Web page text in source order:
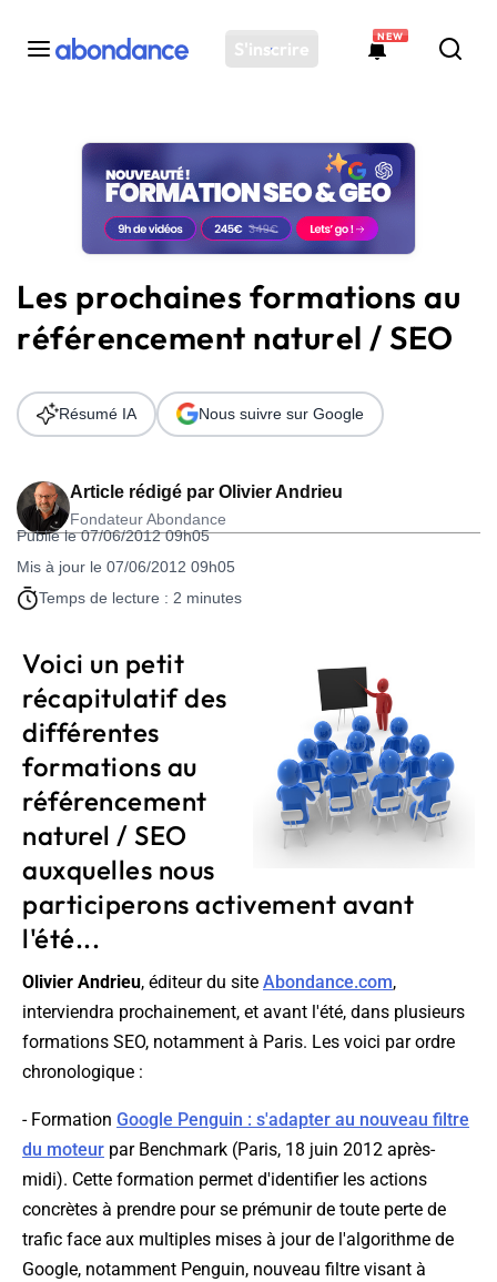
S'inscrire
NEW
Toutes les actus
Actus SEO
Plateforme
Solutions
Ressources
Audit SEO
Les prochaines formations au
référencement naturel / SEO
Article rédigé par Olivier Andrieu
Fondateur Abondance
Publié le 07/06/2012 09h05
Mis à jour le 07/06/2012 09h05
Temps de lecture : 2 minutes
Résumé IA Nous suivre sur Google
Voici un petit
récapitulatif des
différentes
formations au
référencement
naturel / SEO
auxquelles nous
participerons activement avant
l'été...
Olivier Andrieu, éditeur du site Abondance.com,
interviendra prochainement, et avant l'été, dans plusieurs
formations SEO, notamment à Paris. Les voici par ordre
chronologique :
- Formation Google Penguin : s'adapter au nouveau filtre
du moteur par Benchmark (Paris, 18 juin 2012 après-
midi). Cette formation permet d'identifier les actions
concrètes à prendre pour se prémunir de toute perte de
trafic face aux multiples mises à jour de l'algorithme de
Google, notamment Penguin, nouveau filtre visant à